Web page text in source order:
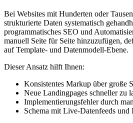
Bei Websites mit Hunderten oder
strukturierte Daten systematisch
programmatisches SEO und
manuell Seite für Seite hinzuzufügen,
auf Template‑ und Datenmodell‑Ebene.
Dieser Ansatz hilft Ihnen:
Konsistentes Markup über große
Neue Landingpages schneller zu
Implementierungsfehler durch
Schema mit Live‑Datenfeeds